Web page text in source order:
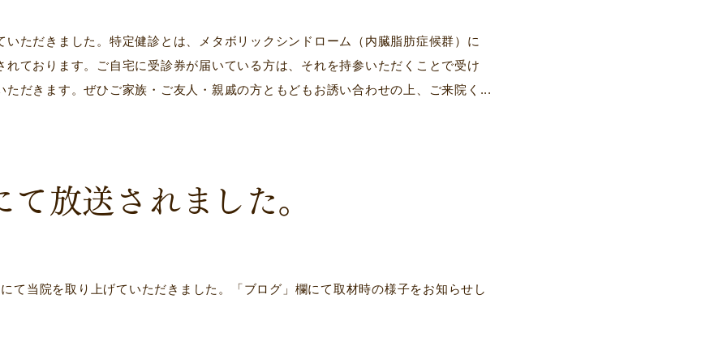
ただきました。特定健診とは、メタボリックシンドローム（内臓脂肪症候群）に
ております。ご自宅に受診券が届いている方は、それを持参いただくことで受け
だきます。ぜひご家族・ご友人・親戚の方ともどもお誘い合わせの上、ご来院く...
放送されました。
て当院を取り上げていただきました。「ブログ」欄にて取材時の様子をお知らせし